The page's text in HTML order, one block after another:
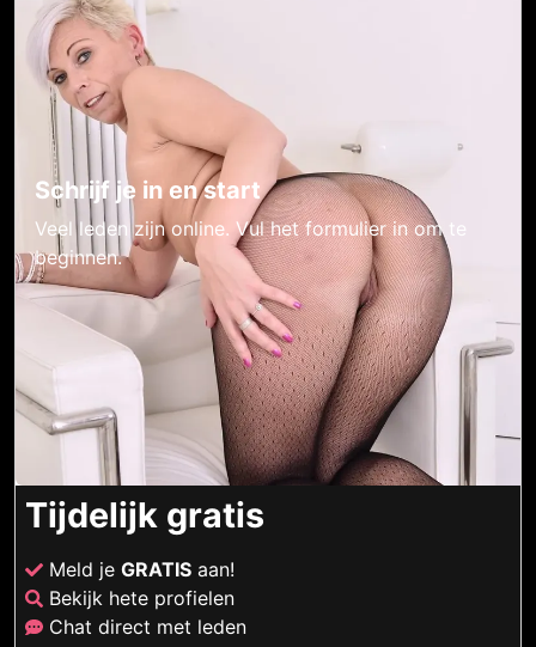
Schrijf je in en start
Veel leden zijn online. Vul het formulier in om te
beginnen.
Tijdelijk gratis
Meld je GRATIS aan!
Bekijk hete profielen
Chat direct met leden